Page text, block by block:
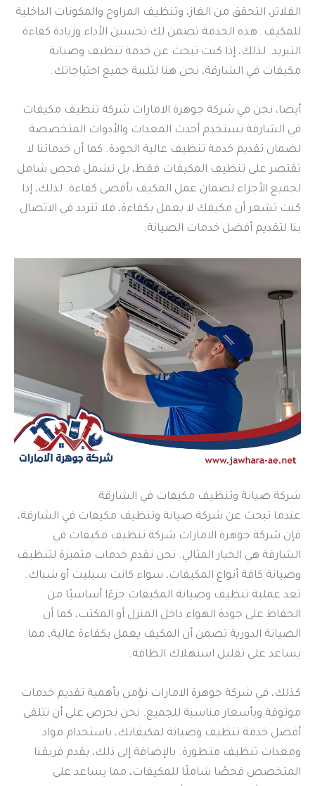
الفلاتر، التحقق من الغاز، وتنظيف المراوح والمكونات الداخلية
للمكيف. هذه الخدمة تضمن لك تحسين الأداء وزيادة كفاءة
التبريد. لذلك، إذا كنت تبحث عن خدمة تنظيف وصيانة
مكيفات في الشارقة، نحن هنا لتلبية جميع احتياجاتك.
أيضا، نحن في شركة جوهرة الامارات شركة تنظيف مكيفات
في الشارقة نستخدم أحدث المعدات والأدوات المتخصصة
لضمان تقديم خدمة تنظيف عالية الجودة. كما أن خدماتنا لا
تقتصر على تنظيف المكيفات فقط، بل تشمل فحص شامل
لجميع الأجزاء لضمان عمل المكيف بأقصى كفاءة. لذلك، إذا
كنت تشعر أن مكيفك لا يعمل بكفاءة، فلا تتردد في الاتصال
بنا لتقديم أفضل خدمات الصيانة.
شركة صيانة وتنظيف مكيفات في الشارقة
عندما تبحث عن شركة صيانة وتنظيف مكيفات في الشارقة،
فإن شركة جوهرة الامارات شركة تنظيف مكيفات في
الشارقة هي الخيار المثالي. نحن نقدم خدمات متميزة لتنظيف
وصيانة كافة أنواع المكيفات، سواء كانت سبليت أو شباك.
تعد عملية تنظيف وصيانة المكيفات جزءًا أساسيًا من
الحفاظ على جودة الهواء داخل المنزل أو المكتب، كما أن
الصيانة الدورية تضمن أن المكيف يعمل بكفاءة عالية، مما
يساعد على تقليل استهلاك الطاقة.
كذلك، في شركة جوهرة الامارات نؤمن بأهمية تقديم خدمات
موثوقة وبأسعار مناسبة للجميع. نحن نحرص على أن تتلقى
أفضل خدمة تنظيف وصيانة لمكيفاتك، باستخدام مواد
ومعدات تنظيف متطورة. بالإضافة إلى ذلك، يقدم فريقنا
المتخصص فحصًا شاملًا للمكيفات، مما يساعد على